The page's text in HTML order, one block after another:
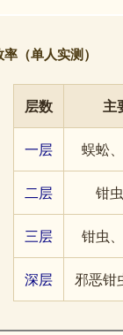
（单人实测）
层数 主
一层 蜈蚣
二层 钳
三层 钳虫
深层 邪恶钳